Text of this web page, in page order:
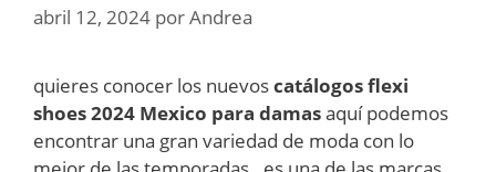
abril 12, 2024 porAndrea
quieres conocer los nuevoscatálogos flexi
shoes 2024 Mexico para damasaquí podemos
encontrar una gran variedad de moda con lo